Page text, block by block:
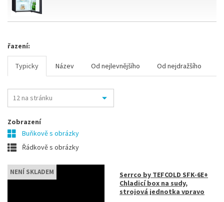
řazení:
Typicky Název Od nejlevnějšího Od nejdražšího
Zobrazení
Buňkově s obrázky
Řádkově s obrázky
NENÍ SKLADEM
Serrco by TEFCOLD SFK-6E+
Chladicí box na sudy,
strojová jednotka vpravo